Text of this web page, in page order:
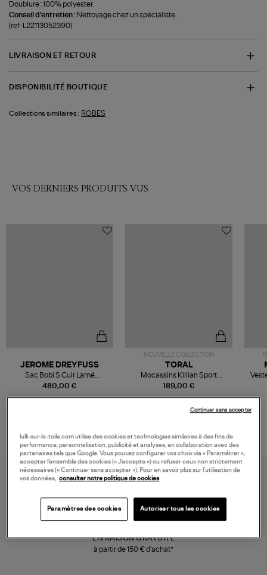
Doublure : 100% polyester.
Conseil d'entretien : Nettoyage chez un spécialiste.
(ref-L22113052390)
LIVRAISON ET RETOUR
DISPONIBILITÉ BOUTIQUE
Collections similaires : ROBES
VOS DERNIERS PRODUITS VUS
480,00 €
JEROME DREYFUSS
Sac Bobi S Cuir Lamé
Champagne
NOUVELLE COLLECTION
189,00 €
TORAL
Mocassins Killian Sport
Mousse
LIVRAISON GRATUITE
à partir de 150 € d'achat*
lulli-sur-la-toile.com utilise des cookies et technologies similaires à des fins de
performance, personnalisation, publicité et analyses, en collaboration avec des
partenaires tels que Google. Vous pouvez configurer vos choix via « Paramétrer »,
accepter l’ensemble des cookies (« J’accepte ») ou refuser ceux non strictement
nécessaires (« Continuer sans accepter »). Pour en savoir plus sur l’utilisation de
vos données, consulter notre politique de cookies
Paramètres des cookies Autoriser tous les cookies
Continuer sans accepter